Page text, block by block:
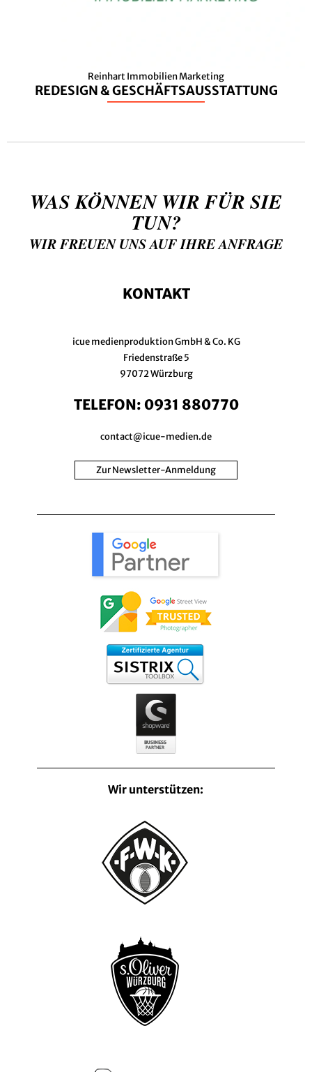
Reinhart Immobilien Marketing
REDESIGN & GESCHÄFTSAUSSTATTUNG
WAS KÖNNEN WIR FÜR SIE
TUN?
WIR FREUEN UNS AUF IHRE ANFRAGE
KONTAKT
icue medienproduktion GmbH & Co. KG
Friedenstraße 5
97072 Würzburg
TELEFON: 0931 880770
contact@icue-medien.de
Zur Newsletter-Anmeldung
Wir unterstützen: